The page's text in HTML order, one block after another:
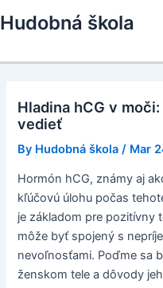
to
Hudobná škola
Hladina hCG v
vedieť
By Hudobná škola / Mar
Hormón hCG, známy aj
kľúčovú úlohu počas
je základom pre pozitívny
môže byť spojený s
nevoľnosťami. Poďme sa
ženskom tele a dôvody